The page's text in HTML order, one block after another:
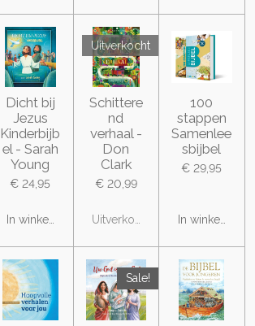
Dicht bij
Jezus
Kinderbijb
el - Sarah
Young
€ 24,95
In winkelwagen
Uitverkocht
Schittere
nd
verhaal -
Don
Clark
€ 20,99
Uitverkocht
100
stappen
Samenlee
sbijbel
€ 29,95
In
Sale!